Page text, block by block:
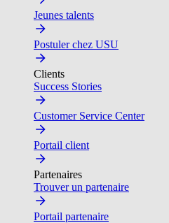
Jeunes talents
Postuler chez USU
Clients
Success Stories
Customer Service Center
Portail client
Partenaires
Trouver un partenaire
Portail partenaire